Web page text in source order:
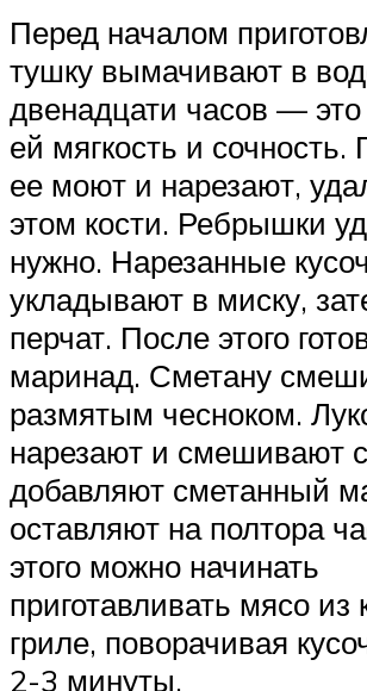
Перед началом
тушку вымачивают в
двенадцати часов —
ей мягкость и сочность.
ее моют и нарезают,
этом кости. Ребрышки
нужно. Нарезанные
укладывают в миску,
перчат. После этого
маринад. Сметану
размятым чесноком.
нарезают и смешивают
добавляют сметанный
оставляют на полтора
этого можно начинать
приготавливать мясо из
гриле, поворачивая
2-3 минуты.